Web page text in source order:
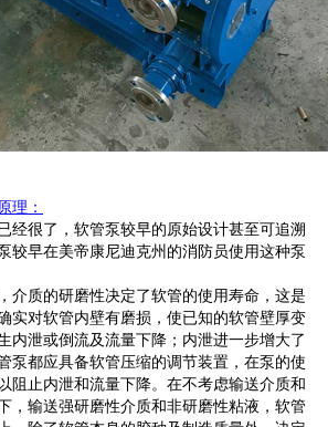
理 ：
经很了， 软管泵较早的原始设计甚至可追溯
较早在美帝康尼迪克州的消防员使用这种泵
介质的研磨性决定了软管的使用寿命，这是
实对软管内壁有磨损，使已知的软管壁厚变
内泄或倒流及流量下降；内泄进一步增大了
泵都应具备软管压缩的调节装置，在泵的使
阻止内泄和流量下降。在不考虑输送介质和
，输送强研磨性介质和非研磨性粘液，软管